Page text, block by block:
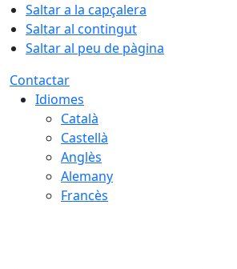
Saltar a la capçalera
Saltar al contingut
Saltar al peu de pàgina
Contactar
Idiomes
Català
Castellà
Anglès
Alemany
Francès